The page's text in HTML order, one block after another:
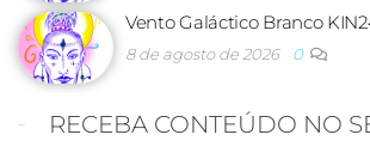
Vento Galáctico Branco
8 de agosto de 2026 0
RECEBA CONTEÚDO NO